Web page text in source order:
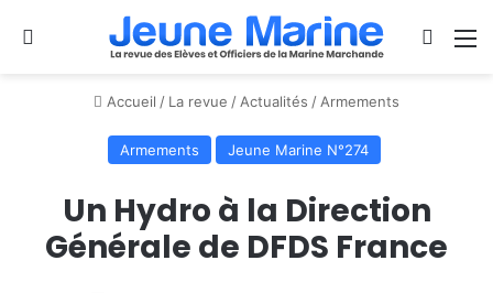
Se connecter
Accueil / La revue / Actualités / Armements
Armements Jeune Marine N°274
Un Hydro à la Direction
Générale de DFDS France